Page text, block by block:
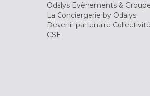
Odalys Evènements & Groupe
La Conciergerie by Odalys
Devenir partenaire
CSE